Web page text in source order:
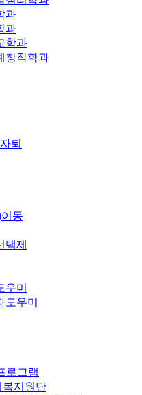
과
과
학과
창작학과
퇴
동
택제
우미
도우미
로그램
복지원단